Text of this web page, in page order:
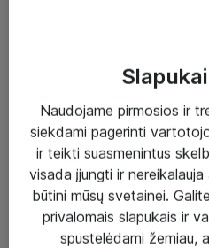
Sprendimai ir
Paslaugos
Sprendimai
Įgyvendinti projektai
Naudojame pirmosios ir
siekdami pagerinti
ir teikti suasmenintus
visada įjungti ir
būtini mūsų svetainei.
privalomais slapukais ir
spustelėdami žemiau,